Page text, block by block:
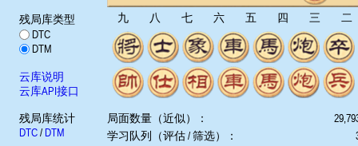
残局库类型
DTC
DTM
云库说明
云库API接口
残局库统计
DTC/ DTM
九 八 七 六 五 四 三 二
局面数量（近似）：
学习队列（评估 / 筛选）：